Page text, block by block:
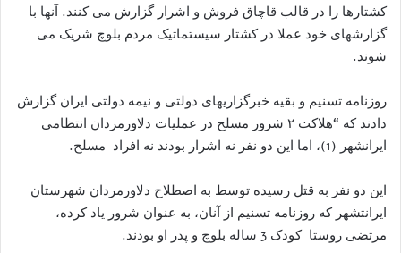
کشتارها را در قالب قاچاق فروش و اشرار گزارش می کنند. آنها با
گزارشهای خود عملا در کشتار سیستماتیک مردم بلوچ شریک می
شوند.
روزنامه تسنیم و بقیه خبرگزاریهای دولتی و نیمه دولتی ایران گزارش
دادند که “هلاکت ۲ شرور مسلح در عملیات دلاورمردان انتظامی
ایرانشهر (1)، اما این دو نفر نه اشرار بودند نه افراد مسلح.
این دو نفر به قتل رسیده توسط به اصطلاح دلاورمردان شهرستان
ایرانتشهر که روزنامه تسنیم از آنان، به عنوان شرور یاد کرده،
مرتضی روستا کودک 3 ساله بلوچ و پدر او بودند.